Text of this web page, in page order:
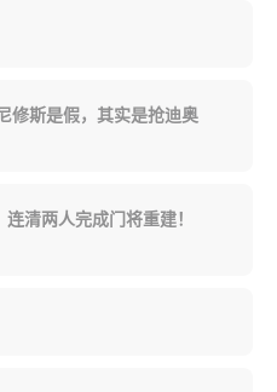
修斯是假，其实是抢迪奥
清两人完成门将重建！